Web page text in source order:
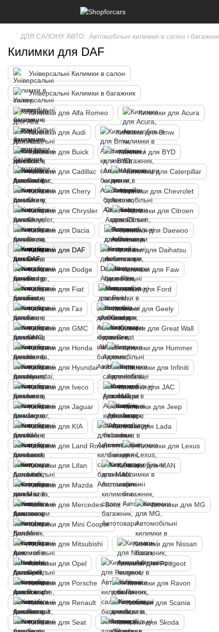
ДЛЯ САЛОНУ АВТО Автомобільні килимки в салон і
Килимки для DAF
Універсальні Килимки в салон
Універсальні Килимки в багажник
Килимки для Alfa Romeo Килимки для Acura
Килимки для Audi Килимки для Bmw
Килимки для Buick Килимки для BYD
Килимки для Cadillac Килимки для Caterpillar
Килимки для Chery Килимки для Chevrolet
Килимки для Chrysler Килимки для Citroen
Килимки для Dacia Килимки для Daewoo
Килимки для DAF Килимки для Daihatsu
Килимки для Dodge Килимки для Faw
Килимки для Fiat Килимки для Ford
Килимки для Газ Килимки для Geely
Килимки для GMC Килимки для Great Wall
Килимки для Honda Килимки для Hummer
Килимки для Hyundai Килимки для Infiniti
Килимки для Iveco Килимки для JAC
Килимки для Jaguar Килимки для Jeep
Килимки для KIA Килимки для Lada
Килимки для Land Rover Килимки для Lexus
Килимки для Lifan Килимки для MAN
Килимки для Mazda
Килимки для Mercedes-Benz Килимки для MG
Килимки для Mini Cooper
Килимки для Mitsubishi Килимки для Nissan
Килимки для Opel Килимки для Peugeot
Килимки для Porsche Килимки для Ravon
Килимки для Renault Килимки для Scania
Килимки для Seat Килимки для Skoda